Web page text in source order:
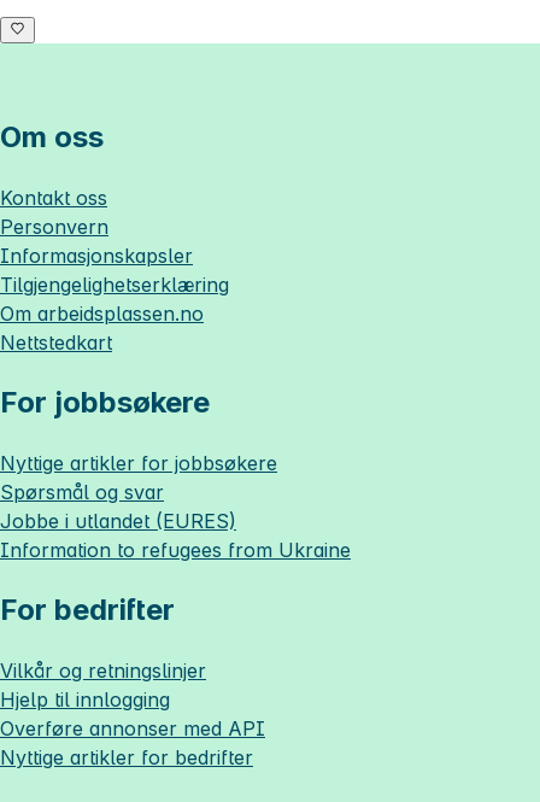
Om oss
Kontakt oss
Personvern
Informasjonskapsler
Tilgjengelighetserklæring
Om arbeidsplassen.no
Nettstedkart
For jobbsøkere
Nyttige artikler for jobbsøkere
Spørsmål og svar
Jobbe i utlandet (EURES)
Information to refugees from Ukraine
For bedrifter
Vilkår og retningslinjer
Hjelp til innlogging
Overføre annonser med API
Nyttige artikler for bedrifter